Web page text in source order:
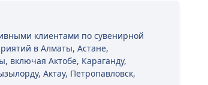
клиентами по сувенирной
в Алматы, Астане,
Актобе, Караганду,
Актау, Петропавловск,